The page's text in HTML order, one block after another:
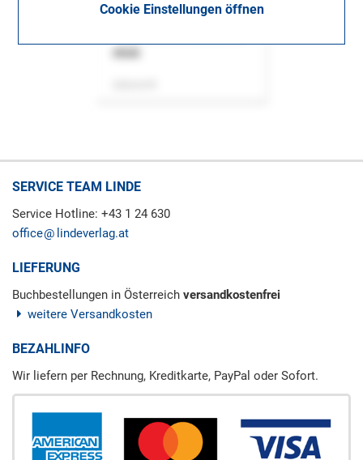
Cookie Einstellungen öffnen
SERVICE TEAM LINDE
Service Hotline: +43 1 24 630
office
lindeverlag.at
LIEFERUNG
Buchbestellungen in Österreich versandkostenfrei
weitere Versandkosten
BEZAHLINFO
Wir liefern per Rechnung, Kreditkarte, PayPal oder Sofort.